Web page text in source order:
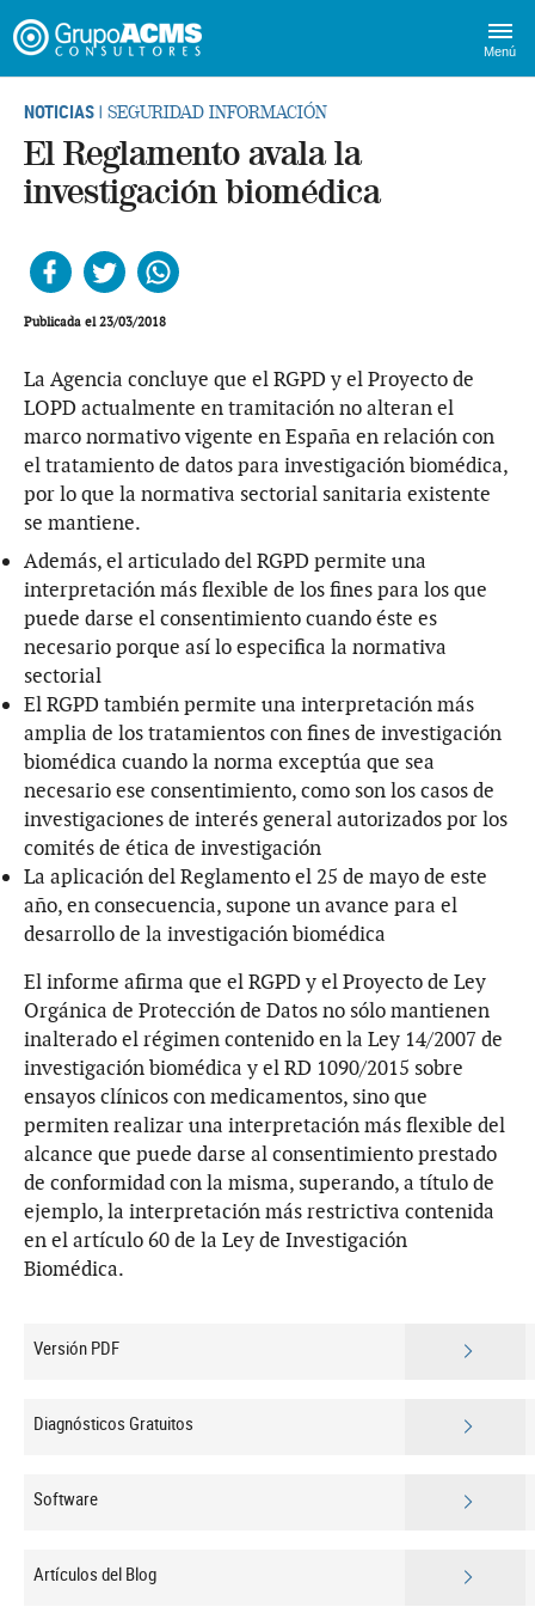
Menú
NOTICIAS | SEGURIDAD INFORMACIÓN
El Reglamento avala la
investigación biomédica
Publicada el 23/03/2018
La Agencia concluye que el RGPD y el Proyecto de
LOPD actualmente en tramitación no alteran el
marco normativo vigente en España en relación con
el tratamiento de datos para investigación biomédica,
por lo que la normativa sectorial sanitaria existente
se mantiene.
Además, el articulado del RGPD permite una
interpretación más flexible de los fines para los que
puede darse el consentimiento cuando éste es
necesario porque así lo especifica la normativa
sectorial
El RGPD también permite una interpretación más
amplia de los tratamientos con fines de investigación
biomédica cuando la norma exceptúa que sea
necesario ese consentimiento, como son los casos de
investigaciones de interés general autorizados por los
comités de ética de investigación
La aplicación del Reglamento el 25 de mayo de este
año, en consecuencia, supone un avance para el
desarrollo de la investigación biomédica
El informe afirma que el RGPD y el Proyecto de Ley
Orgánica de Protección de Datos no sólo mantienen
inalterado el régimen contenido en la Ley 14/2007 de
investigación biomédica y el RD 1090/2015 sobre
ensayos clínicos con medicamentos, sino que
permiten realizar una interpretación más flexible del
alcance que puede darse al consentimiento prestado
de conformidad con la misma, superando, a título de
ejemplo, la interpretación más restrictiva contenida
en el artículo 60 de la Ley de Investigación
Biomédica.
Versión PDF
Diagnósticos Gratuitos
Software
Artículos del Blog